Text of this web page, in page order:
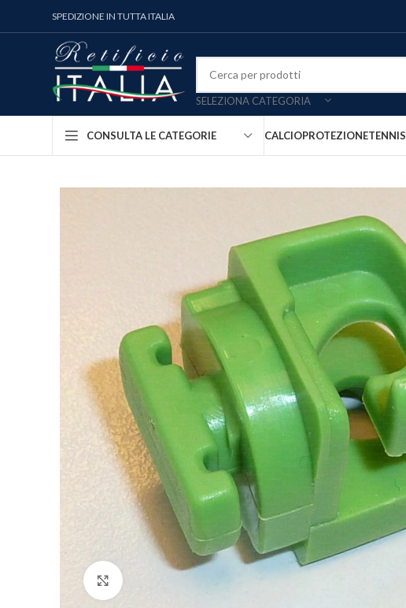
SPEDIZIONE IN TUTTA ITALIA
SELEZIONA CATEGORIA
CONSULTA LE CATEGORIE CALCIOPROTEZIONETENNIS